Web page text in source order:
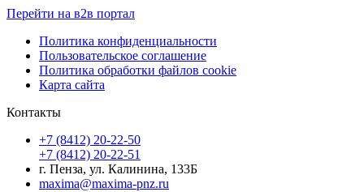
Перейти на в2в портал
Политика конфиденциальности
Пользовательское соглашение
Политика обработки файлов cookie
Карта сайта
Контакты
+7 (8412) 20-22-50
+7 (8412) 20-22-51
г. Пенза, ул. Калинина, 133Б
maxima@maxima-pnz.ru